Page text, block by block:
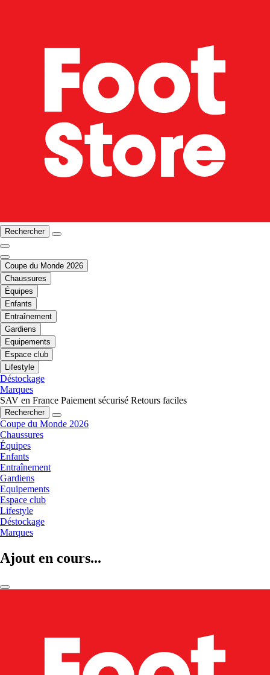
Rechercher
Coupe du Monde 2026
Chaussures
Équipes
Enfants
Entraînement
Gardiens
Equipements
Espace club
Lifestyle
Déstockage
Marques
SAV en France Paiement sécurisé Retours faciles
Rechercher
Coupe du Monde 2026
Chaussures
Équipes
Enfants
Entraînement
Gardiens
Equipements
Espace club
Lifestyle
Déstockage
Marques
Ajout en cours...